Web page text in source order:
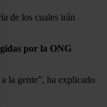
de los cuales irán
por la ONG
la gente”, ha explicado